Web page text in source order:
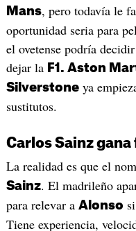
Mans, pero todavía le
oportunidad seria para
el ovetense podría
dejar la F1. Aston
Silverstoneya
sustitutos.
Carlos Sainz
La realidad es que el
Sainz. El madrileño
para relevar a Alonso
Tiene experiencia,